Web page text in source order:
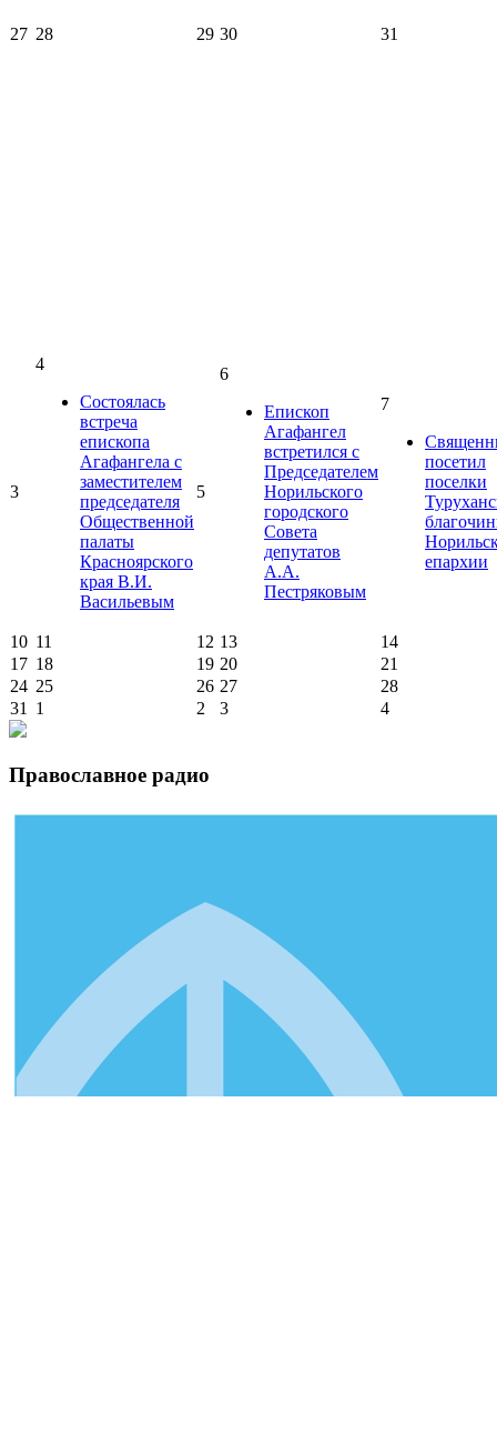
27 28 29 30 31
3
4
Состоялась
встреча
епископа
Агафангела с
заместителем
председателя
Общественной
палаты
Красноярского
края В.И.
Васильевым
5
6
Епископ
Агафангел
встретился с
Председателем
Норильского
городского
Совета
депутатов
А.А.
Пестряковым
7
посетил
поселки
епархии
10 11 12 13
14
17 18 19 20
21
24 25 26 27
28
31 1 2 3 4
Православное радио